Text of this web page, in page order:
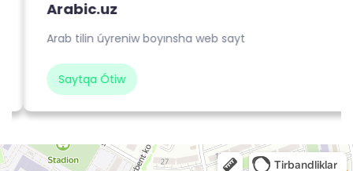
Arabic.uz
Arab tilin úyreniw boyınsha web sayt
Saytqa Ótiw
Средне-специальное исламское учебное заведение Мухаммад ал-Беруний
Духовное учебное заведение в Нукусе